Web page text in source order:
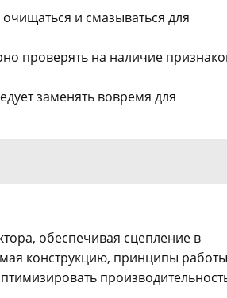
и смазываться для
проверять на наличие
заменять вовремя для
обеспечивая сцепление в
конструкцию, принципы